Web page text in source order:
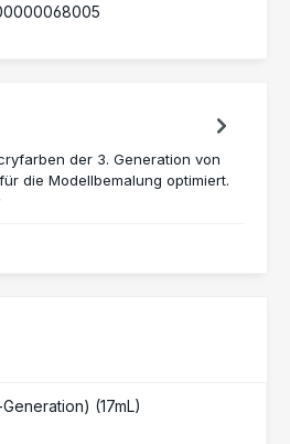
der 3. Generation von
die Modellbemalung optimiert.